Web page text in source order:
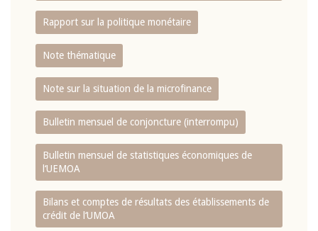
Rapport sur la politique monétaire
Note thématique
Note sur la situation de la microfinance
Bulletin mensuel de conjoncture (interrompu)
Bulletin mensuel de statistiques économiques de
l‘UEMOA
Bilans et comptes de résultats des établissements de
crédit de l‘UMOA